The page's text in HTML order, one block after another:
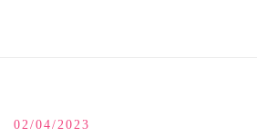
02/04/2023